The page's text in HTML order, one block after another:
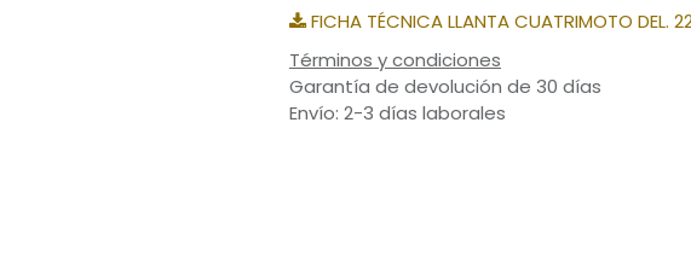
FICHA TÉCNICA LLANTA CUATRIMOTO DEL.
Términos y condiciones
Garantía de devolución de 30 días
Envío: 2-3 días laborales